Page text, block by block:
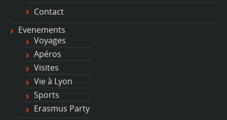
Contact
Evenements
Voyages
Apéros
Visites
Vie à Lyon
Sports
Erasmus Party